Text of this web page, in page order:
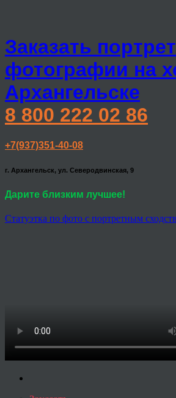
Заказать
фотографии на
Архангельске
8 800 222 02 86
+7(937)351-40-08
г. Архангельск, ул. Северодвинская, 9
Дарите близким лучшее!
Статуэтка по фото с портретным